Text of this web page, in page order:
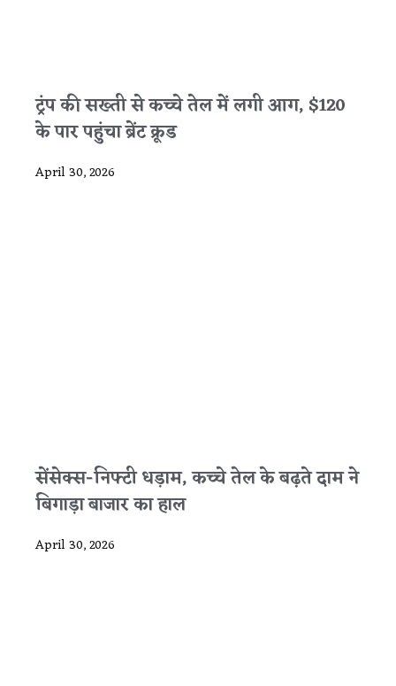
ट्रंप की सख्ती से कच्चे तेल में लगी आग, $120
के पार पहुंचा ब्रेंट क्रूड
April 30, 2026
सेंसेक्स-निफ्टी धड़ाम, कच्चे तेल के बढ़ते दाम ने
बिगाड़ा बाजार का हाल
April 30, 2026